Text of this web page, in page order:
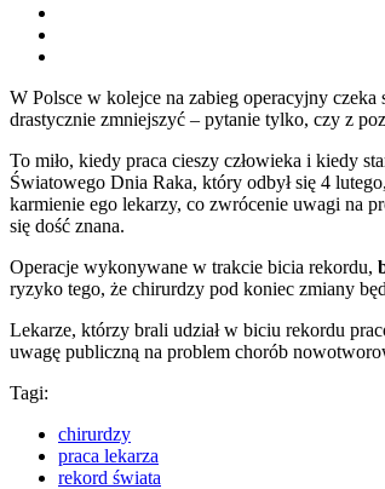
W Polsce w kolejce na zabieg operacyjny
drastycznie zmniejszyć – pytanie tylko, czy z
To miło, kiedy praca cieszy człowieka i kiedy
Światowego Dnia Raka, który odbył się 4
karmienie ego lekarzy, co zwrócenie uwagi na
się dość znana.
Operacje wykonywane w trakcie bicia rekordu,
ryzyko tego, że chirurdzy pod koniec zmiany
Lekarze, którzy brali udział w biciu rekordu
uwagę publiczną na problem chorób
Tagi:
chirurdzy
praca lekarza
rekord świata